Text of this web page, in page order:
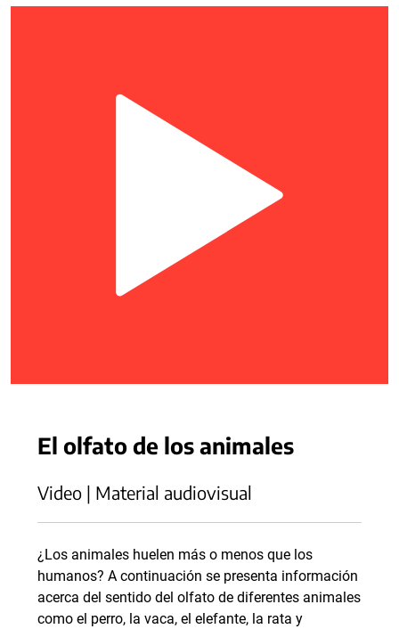
El olfato de los animales
Video | Material audiovisual
¿Los animales huelen más o menos que los
humanos? A continuación se presenta información
acerca del sentido del olfato de diferentes animales
como el perro, la vaca, el elefante, la rata y